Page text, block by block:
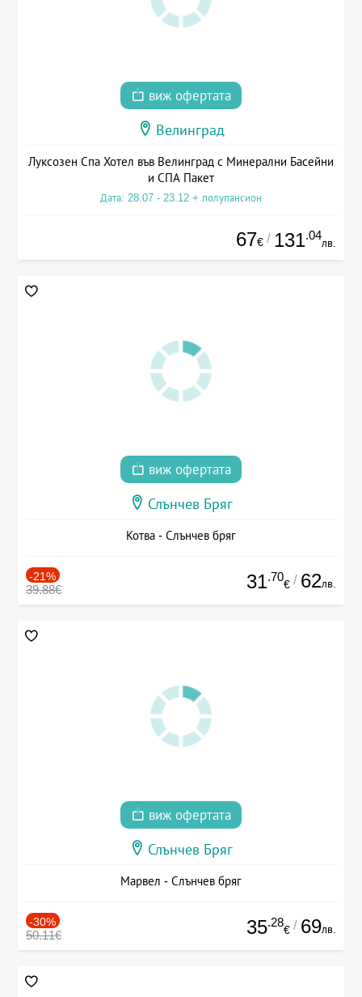
виж офертата
Велинград
Луксозен Спа Хотел във Велинград с Минерални Басейни
и СПА Пакет
Дата: 28.07 - 23.12 + полупансион
67€ / 131.04
лв.
виж офертата
Слънчев Бряг
Котва - Слънчев бряг
-21%
39.88€ 31.70
€ / 62лв.
виж офертата
Слънчев Бряг
Марвел - Слънчев бряг
-30%
50.11€ 35.28
€ / 69лв.